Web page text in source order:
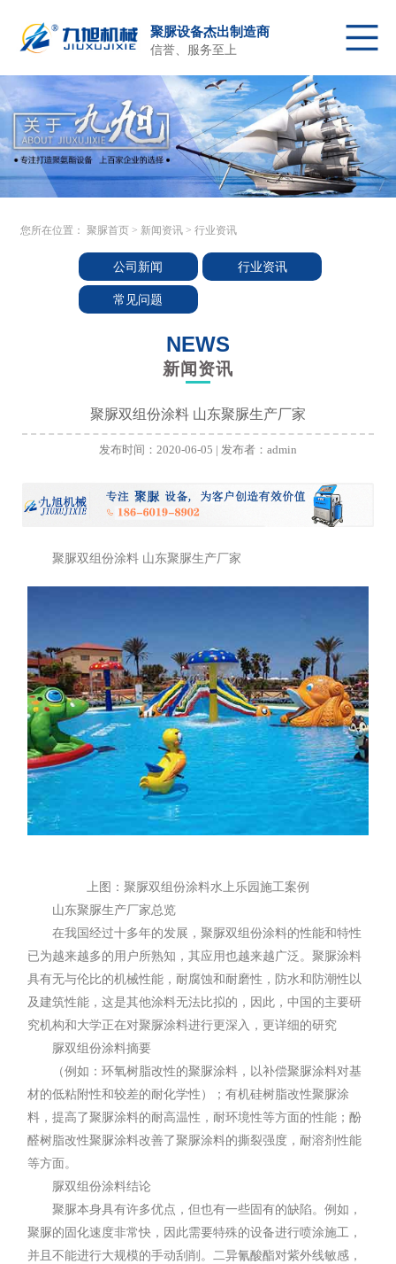
聚脲设备杰出制造商
信誉、服务至上
聚脲首页 聚脲喷涂设备 配件及原料
关于我们 产品中心 客户施工
新闻资讯 售后服务 联系我们
您所在位置： 聚脲首页> 新闻资讯> 行业资讯
公司新闻 行业资讯
常见问题
NEWS
新闻资讯
聚脲双组份涂料 山东聚脲生产厂家
发布时间：2020-06-05 | 发布者：admin
聚脲双组份涂料 山东聚脲生产厂家
上图：聚脲双组份涂料水上乐园施工案例
山东聚脲生产厂家总览
在我国经过十多年的发展，聚脲双组份涂料的性能和特性
已为越来越多的用户所熟知，其应用也越来越广泛。聚脲涂料
具有无与伦比的机械性能，耐腐蚀和耐磨性，防水和防潮性以
及建筑性能，这是其他涂料无法比拟的，因此，中国的主要研
究机构和大学正在对聚脲涂料进行更深入，更详细的研究
脲双组份涂料摘要
（例如：环氧树脂改性的聚脲涂料，以补偿聚脲涂料对基
材的低粘附性和较差的耐化学性）；有机硅树脂改性聚脲涂
料，提高了聚脲涂料的耐高温性，耐环境性等方面的性能；酚
醛树脂改性聚脲涂料改善了聚脲涂料的撕裂强度，耐溶剂性能
等方面。
脲双组份涂料结论
聚脲本身具有许多优点，但也有一些固有的缺陷。例如，
聚脲的固化速度非常快，因此需要特殊的设备进行喷涂施工，
并且不能进行大规模的手动刮削。二异氰酸酯对紫外线敏感，